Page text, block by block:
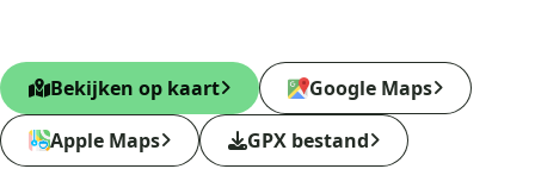
Bekijken op kaart
Google Maps
Apple Maps
GPX bestand